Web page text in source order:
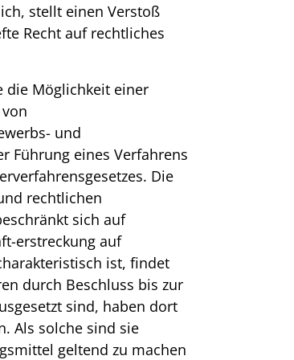
stellt einen Verstoß
Recht auf rechtliches
die Möglichkeit einer
und
Führung eines Verfahrens
Die
rechtlichen
sich auf
erstreckung auf
ist, findet
durch Beschluss bis zur
sind, haben dort
Als solche sind sie
geltend zu machen